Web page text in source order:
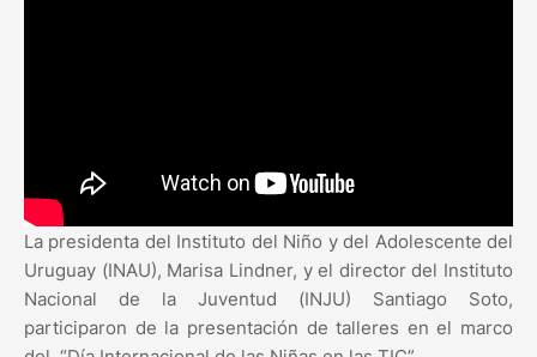
La presidenta del Instituto del Niño y del Adolescente del
Uruguay (INAU), Marisa Lindner, y el director del Instituto
Nacional de la Juventud (INJU) Santiago Soto,
participaron de la presentación de talleres en el marco